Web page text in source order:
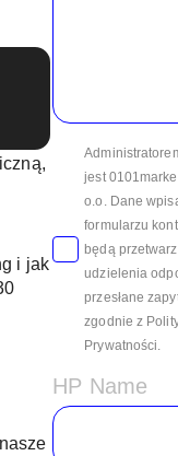
i jak
jest
o.o. Dane
formularzu
będą
udzielenia
przesłane
zgodnie z
Prywatności.
HP Name